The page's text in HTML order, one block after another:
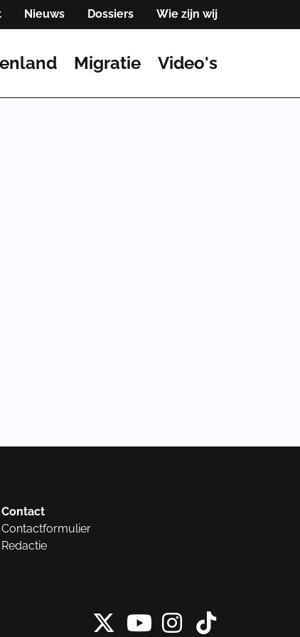
Nieuws Dossiers Wie zijn wij
Migratie Video's
Contact
Contactformulier
Redactie
X vanInstagram
Tiktok